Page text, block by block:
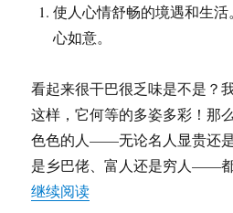
使人心情舒畅的境遇和生
心如意。
看起来很干巴很乏味是不是？
这样，它何等的多姿多彩！那
色色的人——无论名人显贵还
是乡巴佬、富人还是穷人——都
继续阅读“《大写的人》第七章